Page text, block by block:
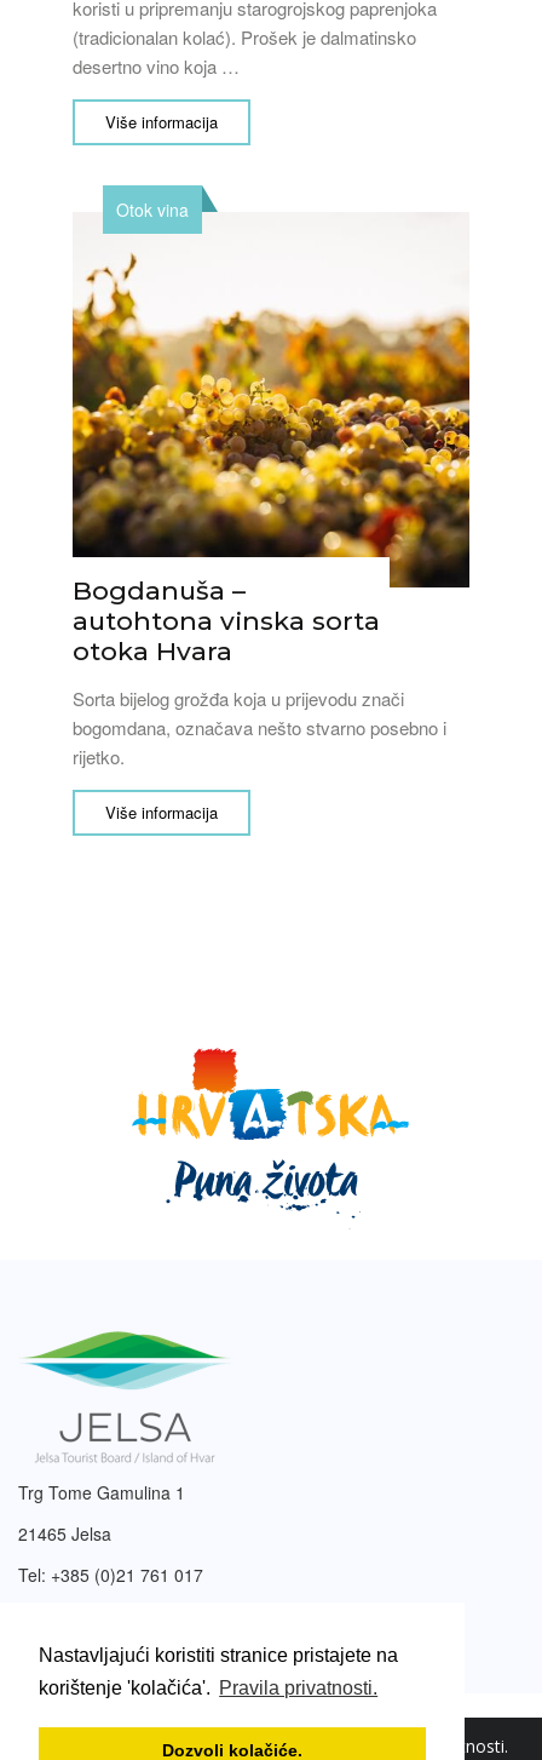
Nastavljajući koristiti stranice pristajete na
korištenje 'kolačića'. Pravila privatnosti.
Dozvoli kolačiće.
koristi u pripremanju starogrojskog paprenjoka
(tradicionalan kolać). Prošek je dalmatinsko
desertno vino koja …
Više informacija
Otok vina
Bogdanuša –
autohtona vinska sorta
otoka Hvara
Sorta bijelog grožđa koja u prijevodu znači
bogomdana, označava nešto stvarno posebno i
rijetko.
Više informacija
Trg Tome Gamulina 1
21465 Jelsa
Tel: +385 (0)21 761 017
2003. – 2026. © Turistička zajednica Jelsa. Pravila privatnosti.